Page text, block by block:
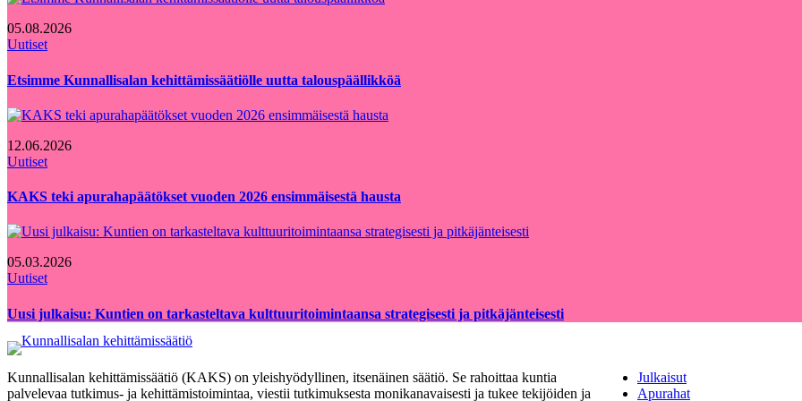
05.08.2026
Uutiset
Etsimme Kunnallisalan kehittämissäätiölle uutta talouspäällikköä
12.06.2026
Uutiset
KAKS teki apurahapäätökset vuoden 2026 ensimmäisestä hausta
05.03.2026
Uutiset
Uusi julkaisu: Kuntien on tarkasteltava kulttuuritoimintaansa strategisesti ja pitkäjänteisesti
Kunnallisalan kehittämissäätiö (KAKS) on yleishyödyllinen, itsenäinen säätiö. Se rahoittaa kuntia
palvelevaa tutkimus- ja kehittämistoimintaa, viestii tutkimuksesta monikanavaisesti ja tukee tekijöiden ja
Julkaisut
Apurahat